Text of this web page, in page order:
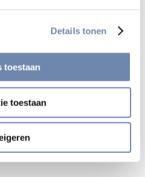
Details tonen
toestaan
toestaan
van wat Jezus ons leerde:
moet dienaar worden van
van de jezuieten in
Hij is een spiritueel man met
En dat is hij gebleven ook
Aires en als kardinaal.